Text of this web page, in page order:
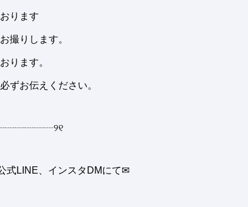
ります
撮りします。
ります。
ずお伝えください。
୨୧
式LINE、インスタDMにて✉︎